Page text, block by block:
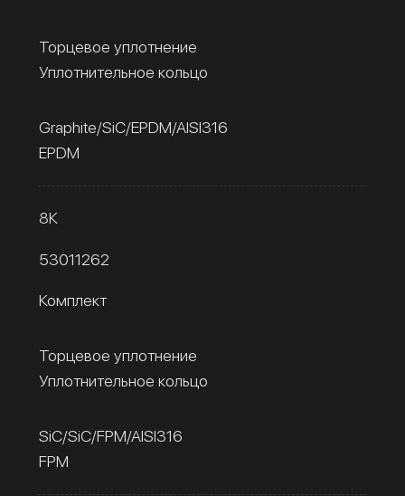
Торцевое уплотнение
Уплотнительное кольцо
Graphite/SiC/EPDM/AISI316
EPDM
8К
53011262
Комплект
Торцевое уплотнение
Уплотнительное кольцо
SiC/SiC/FPM/AISI316
FPM